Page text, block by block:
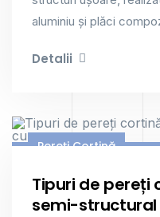
aluminiu și plăci
Detalii
Pereți Cortină
Tipuri de pereți
semi-structural